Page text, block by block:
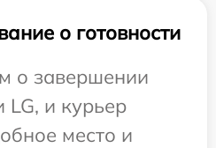
о готовности
о завершении
LG, и курьер
место и